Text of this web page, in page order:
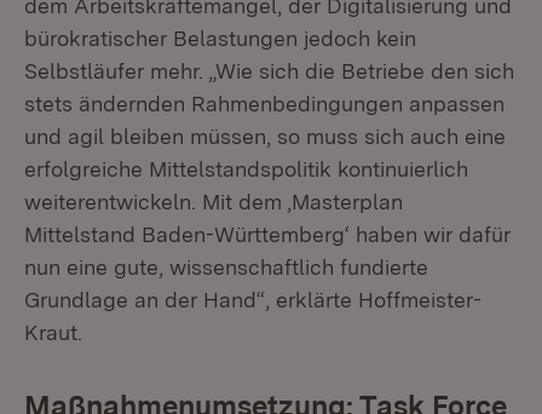
dem Arbeitskräftemangel, der Digitalisierung und
bürokratischer Belastungen jedoch kein
Selbstläufer mehr. „Wie sich die Betriebe den sich
stets ändernden Rahmenbedingungen anpassen
und agil bleiben müssen, so muss sich auch eine
erfolgreiche Mittelstandspolitik kontinuierlich
weiterentwickeln. Mit dem ‚Masterplan
Mittelstand Baden-Württemberg‘ haben wir dafür
nun eine gute, wissenschaftlich fundierte
Grundlage an der Hand“, erklärte Hoffmeister-
Kraut.
Maßnahmenumsetzung: Task Force